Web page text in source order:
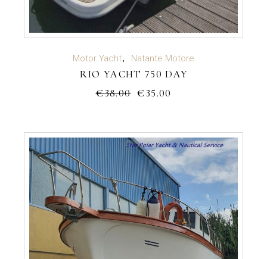
VEDI CARATTERISTICHE
Motor Yacht Natante Motore
RIO YACHT 750 DAY
€38.00 Il
era:
€38.00.
€35.00
Il
è:
€35.00.